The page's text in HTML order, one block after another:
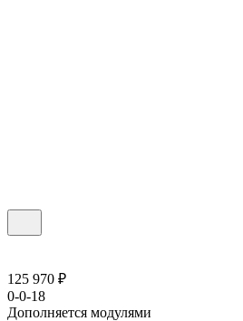
125 970 ₽
0-0-18
Дополняется модулями